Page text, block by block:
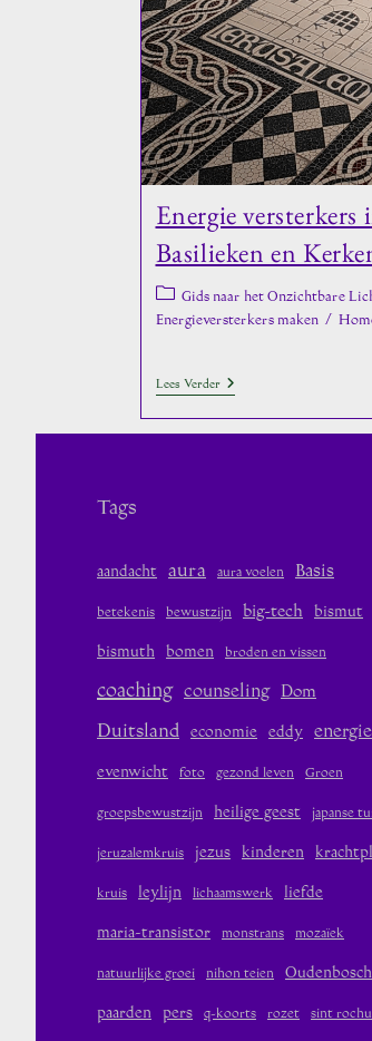
Energie
Basilieken en
Berichtcategorie:
Gids naar het Onzichtbare
Energieversterkers maken /
Lees VerderEnergie
In
Nederlandse
Tags
aandacht aura aura voelen Basis
betekenis bewustzijn big-tech bismut
bismuth bomen broden en vissen
coaching counseling Dom
Duitsland economie eddy energie
evenwicht foto gezond leven Groen
groepsbewustzijn heilige geest japanse
jeruzalemkruis jezus kinderen
kruis leylijn lichaamswerk liefde
maria-transistor monstrans mozaïek
natuurlijke groei nihon teien Oudenbosch
paarden pers q-koorts rozet sint